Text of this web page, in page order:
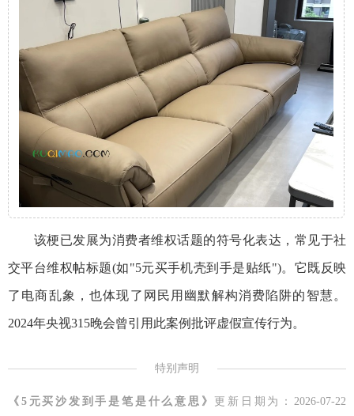
该梗已发展为消费者维权话题的符号化表达，常见于社
交平台维权帖标题(如"5元买手机壳到手是贴纸")。它既反映
了电商乱象，也体现了网民用幽默解构消费陷阱的智慧。
2024年央视315晚会曾引用此案例批评虚假宣传行为。
特别声明
《5元买沙发到手是笔是什么意思》
更新日期为：2026-07-22